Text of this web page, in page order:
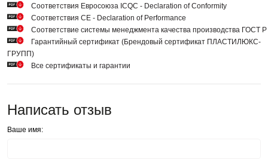
Соответствия Евросоюза ICQC - Declaration of Conformity
Соответствия СЕ - Declaration of Performance
Соответствие системы менеджмента качества производства ГОСТ
Гарантийный сертификат (Брендовый сертификат ПЛАСТИЛЮКС-
ГРУПП)
Все сертификаты и гарантии
Написать отзыв
Ваше имя: